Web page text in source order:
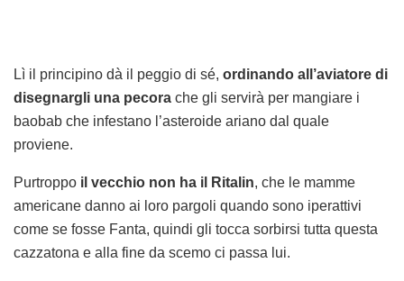
Lì il principino dà il peggio di sé, ordinando all’aviatore di
disegnargli una pecora che gli servirà per mangiare i
baobab che infestano l’asteroide ariano dal quale
proviene.
Purtroppo il vecchio non ha il Ritalin, che le mamme
americane danno ai loro pargoli quando sono iperattivi
come se fosse Fanta, quindi gli tocca sorbirsi tutta questa
cazzatona e alla fine da scemo ci passa lui.